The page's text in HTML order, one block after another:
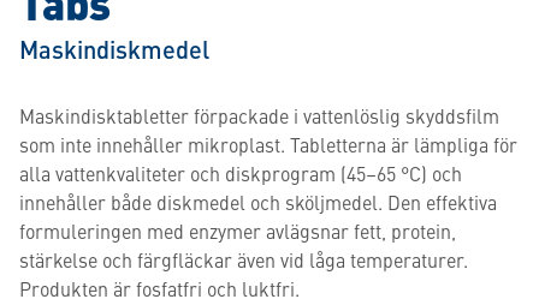
Maskindiskmedel
Maskindisktabletter förpackade i vattenlöslig skyddsfilm
som inte innehåller mikroplast. Tabletterna är lämpliga för
alla vattenkvaliteter och diskprogram (45–65 °C) och
innehåller både diskmedel och sköljmedel. Den effektiva
formuleringen med enzymer avlägsnar fett, protein,
stärkelse och färgfläckar även vid låga temperaturer.
Produkten är fosfatfri och luktfri.